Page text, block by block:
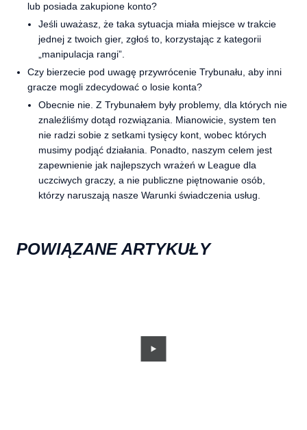
lub posiada zakupione konto?
Jeśli uważasz, że taka sytuacja miała miejsce w trakcie
jednej z twoich gier, zgłoś to, korzystając z kategorii
„manipulacja rangi”.
Czy bierzecie pod uwagę przywrócenie Trybunału, aby inni
gracze mogli zdecydować o losie konta?
Obecnie nie. Z Trybunałem były problemy, dla których nie
znaleźliśmy dotąd rozwiązania. Mianowicie, system ten
nie radzi sobie z setkami tysięcy kont, wobec których
musimy podjąć działania. Ponadto, naszym celem jest
zapewnienie jak najlepszych wrażeń w League dla
uczciwych graczy, a nie publiczne piętnowanie osób,
którzy naruszają nasze Warunki świadczenia usług.
POWIĄZANE ARTYKUŁY